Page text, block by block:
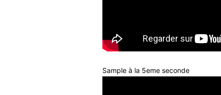
Sample à la 5eme seconde